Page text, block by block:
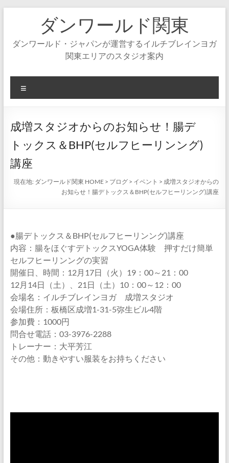
ダンワールド関東
ダンワールド・ジャパンが運営するイルチブレインヨガ
関東エリアのスタジオ案内
ニ
ー
成増スタジオからのお知らせ！腸デ
トックス＆BHP(セルフヒーリンング)
講座
現在地: ダンワールド関東 HOME > ブログ > イベント > 成増スタジオからの
お知らせ！腸デトックス＆BHP(セルフヒーリンング)講座
●腸デトックス＆BHP(セルフヒーリンング)講座
内容：腸をほぐすデトックスYOGA体験 押すだけ簡単
セルフヒーリンングの実習
開催日、時間：12月17日（火）19：00～21：00
12月14日（土）、21日（土）10：00～12：00
会場名：イルチブレインヨガ 成増スタジオ
会場住所：板橋区成増1-31-5弥生ビル4階
参加費：1000円
問合せ電話：03-3976-2288
トレーナー：大平芳江
その他：動きやすい服装をお持ちください